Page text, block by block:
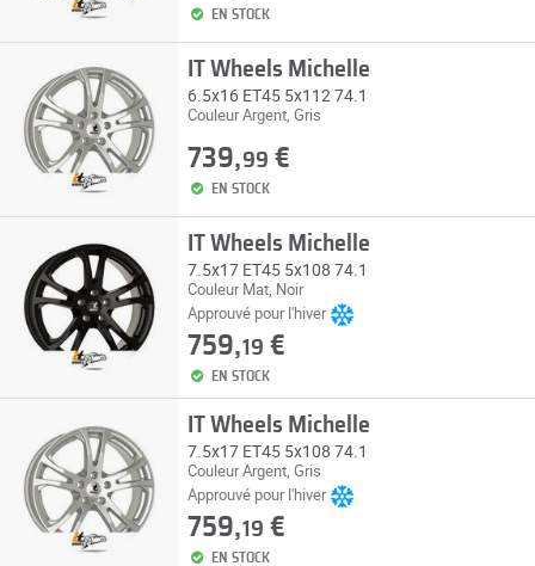
EN STOCK
IT Wheels Michelle
6.5x16 ET45 5x112 74.1
Couleur Argent, Gris
739,99 €
EN STOCK
IT Wheels Michelle
7.5x17 ET45 5x108 74.1
Couleur Mat, Noir
Approuvé pour l'hiver
759,19 €
EN STOCK
IT Wheels Michelle
7.5x17 ET45 5x108 74.1
Couleur Argent, Gris
Approuvé pour l'hiver
759,19 €
EN STOCK